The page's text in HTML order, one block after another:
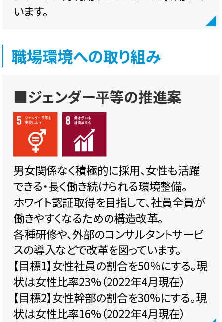
います。
職場環境への取り組み
■ジェンダー平等の推進案
男女関係なく積極的に採用、女性も活躍
できる・長く働き続けられる環境整備。
ホワイト認証取得を目指して、社員全員が
働きやすくなるための構造改革。
各種研修や、外部のコンサルタントサービ
スの導入などで改革を図っています。
【目標1】女性社員の割合を50％にする。現
状は女性比率23%（2022年4月現在）
【目標2】女性幹部の割合を30%にする。現
状は女性比率16%（2022年4月現在）